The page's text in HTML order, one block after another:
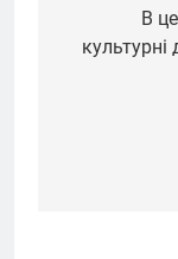
записів
В
культурні